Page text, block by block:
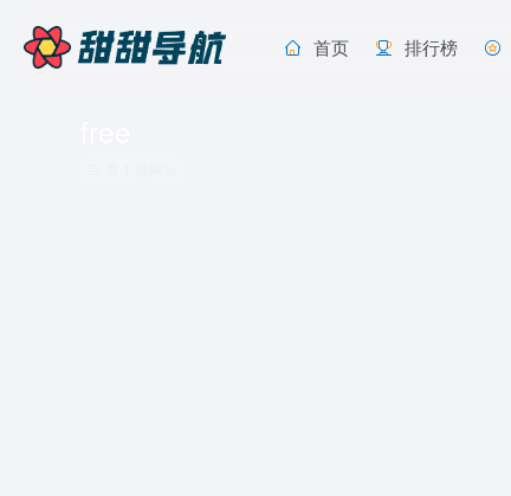
首页 排行榜